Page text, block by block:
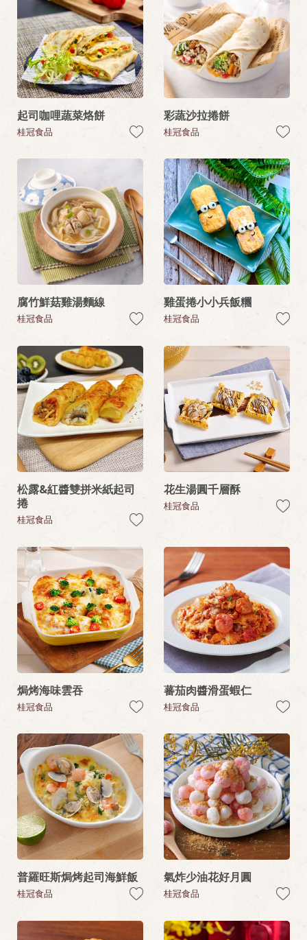
起司咖哩蔬菜烙餅
桂冠食品
彩蔬沙拉捲餅
桂冠食品
腐竹鮮菇雞湯麵線
桂冠食品
雞蛋捲小小兵飯糰
桂冠食品
松露&紅醬雙拼米紙起司
捲
桂冠食品
花生湯圓千層酥
桂冠食品
焗烤海味雲吞
桂冠食品
蕃茄肉醬滑蛋蝦仁
桂冠食品
普羅旺斯焗烤起司海鮮飯
桂冠食品
氣炸少油花好月圓
桂冠食品